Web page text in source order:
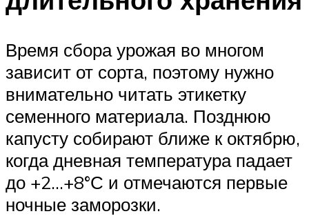
Время сбора урожая во многом
зависит от сорта, поэтому нужно
внимательно читать этикетку
семенного материала. Позднюю
капусту собирают ближе к октябрю,
когда дневная температура падает
до +2…+8°С и отмечаются первые
ночные заморозки.